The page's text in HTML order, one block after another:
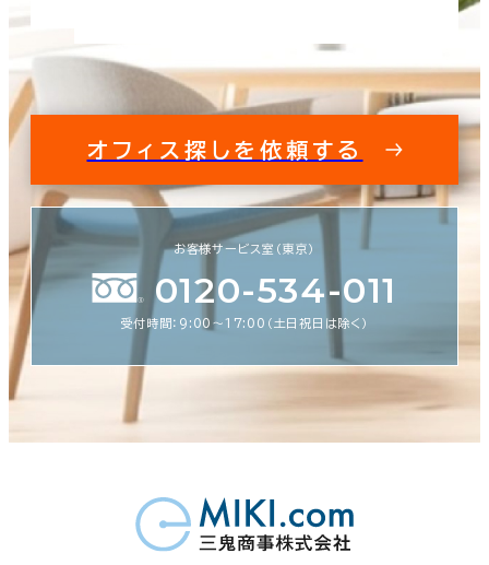
オフィス探しを依頼する
お客様サービス室（東京）
0120-534-011
受付時間：9:00〜17:00（土日祝日は除く）